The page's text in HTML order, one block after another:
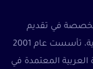
في تقديم
كافة مجالات الخدمات التدريبية والاستشارية، تأسست عام 2001
المعتمدة في